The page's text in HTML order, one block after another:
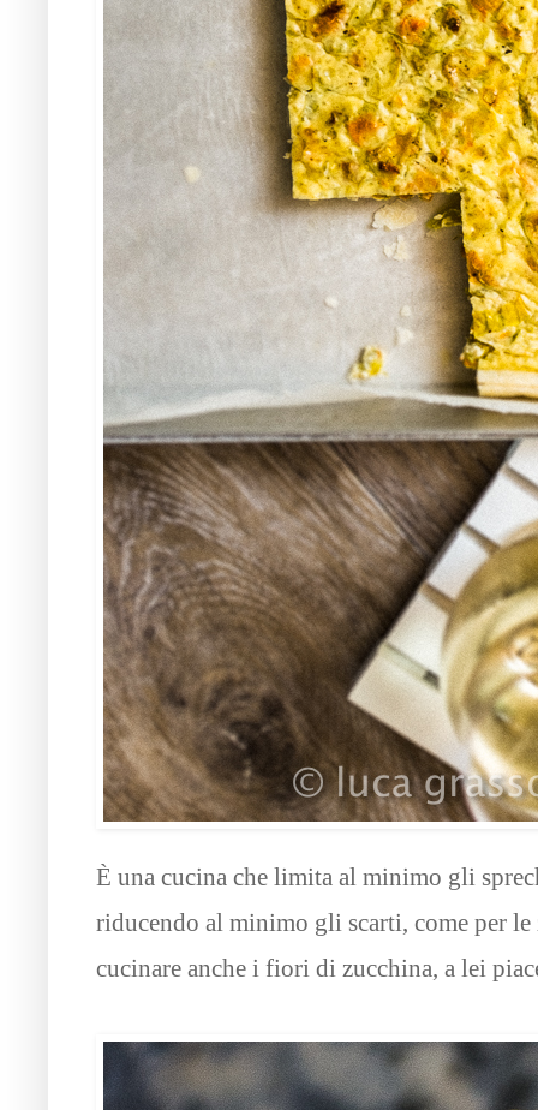
È una cucina che limita al minimo gli
riducendo al minimo gli scarti, come per
cucinare anche i fiori di zucchina, a lei